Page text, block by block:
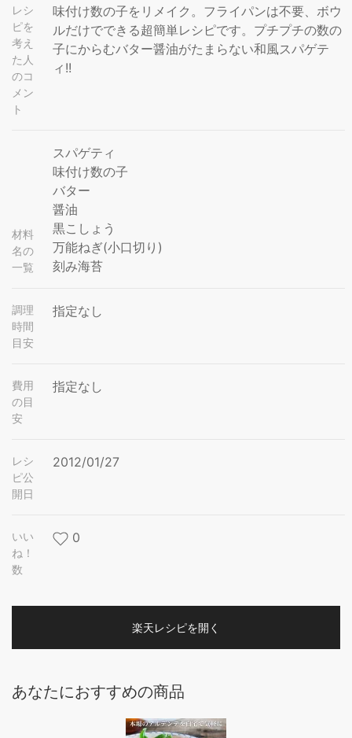
レシ
ピを
考え
た人
のコ
メン
ト
味付け数の子をリメイク。フライパンは不要、ボウ
ルだけでできる超簡単レシピです。プチプチの数の
子にからむバター醤油がたまらない和風スパゲテ
ィ!!
材料
名の
一覧
スパゲティ
味付け数の子
バター
醤油
黒こしょう
万能ねぎ(小口切り)
刻み海苔
調理
時間
目安
指定なし
費用
の目
安
指定なし
レシ
ピ公
開日
2012/01/27
いい
ね！
数
0
楽天レシピを開く
あなたにおすすめの商品